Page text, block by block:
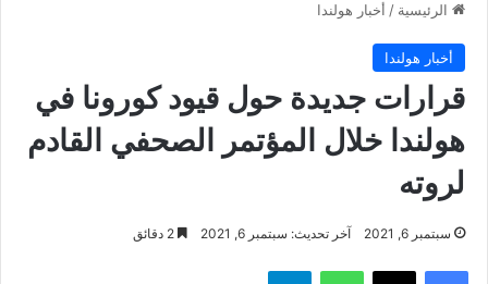
الرئيسية / أخبار هولندا
أخبار هولندا
قرارات جديدة حول قيود كورونا في
هولندا خلال المؤتمر الصحفي القادم
لروته
سبتمبر 6, 2021 آخر تحديث: سبتمبر 6, 2021
فيسبوك ‫X واتساب تيلقرام